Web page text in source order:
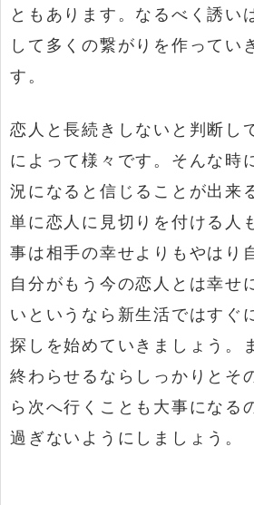
ともあります。なるべく誘い
して多くの繋がりを作ってい
す。
恋人と長続きしないと判断し
によって様々です。そんな時
況になると信じることが出来
単に恋人に見切りを付ける人
事は相手の幸せよりもやはり
自分がもう今の恋人とは幸せ
いというなら新生活ではすぐ
探しを始めていきましょう。
終わらせるならしっかりとそ
ら次へ行くことも大事になる
過ぎないようにしましょう。